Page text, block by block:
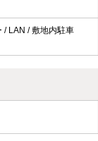
/ LAN / 敷地内駐車